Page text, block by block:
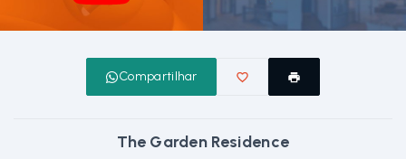
Compartilhar
The Garden Residence